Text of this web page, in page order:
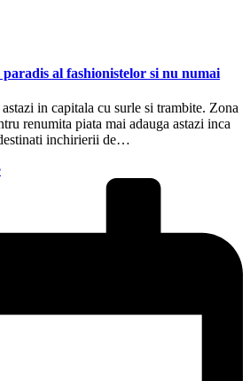
al fashionistelor si nu numai
in capitala cu surle si trambite. Zona
renumita piata mai adauga astazi inca
inchirierii de…